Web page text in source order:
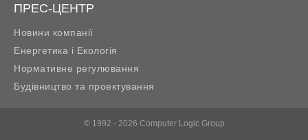
ПРЕС-ЦЕНТР
Новини компанії
Енергетика і Екологія
Нормативне регулювання
Будівництво та проектування
© 1992 - 2026 Computer Logic Group